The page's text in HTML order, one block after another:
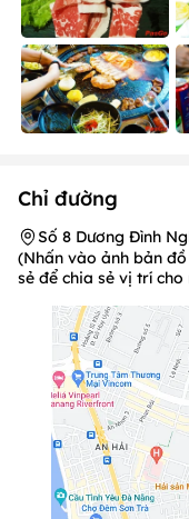
Chỉ đường
Số 8 Dương Đình
(Nhấn vào ảnh bản
sẻ để chia sẻ vị trí